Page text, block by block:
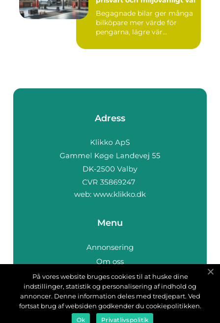
Begagnade bilar ger många
bilköpare mer värde för
pengarna, lägre vär...
Adress
web: www.klikko.dk
Menu
Annonsering
Om oss
Cookies
Kontakta oss
Sitemap
På vores website bruges cookies til at huske dine
indstillinger, statistik og personalisering af indhold og
annoncer. Denne information deles med tredjepart. Ved
fortsat brug af websiden godkender du cookiepolitikken.
Ok Privatlivspolitik